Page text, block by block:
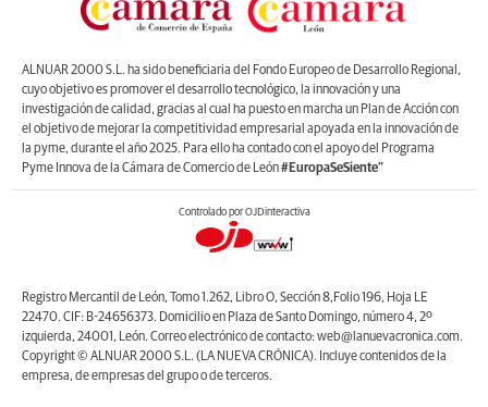
ALNUAR 2000 S.L. ha sido beneficiaria del Fondo Europeo de Desarrollo Regional,
cuyo objetivo es promover el desarrollo tecnológico, la innovación y una
investigación de calidad, gracias al cual ha puesto en marcha un Plan de Acción con
el objetivo de mejorar la competitividad empresarial apoyada en la innovación de
la pyme, durante el año 2025. Para ello ha contado con el apoyo del Programa
Pyme Innova de la Cámara de Comercio de León#EuropaSeSiente”
Controlado por OJDinteractiva
Registro Mercantil de León, Tomo 1.262, Libro O, Sección 8,Folio 196, Hoja LE
22470. CIF: B-24656373. Domicilio en Plaza de Santo Domingo, número 4, 2º
izquierda, 24001, León. Correo electrónico de contacto: web@lanuevacronica.com.
Copyright © ALNUAR 2000 S.L. (LA NUEVA CRÓNICA). Incluye contenidos de la
empresa, de empresas del grupo o de terceros.